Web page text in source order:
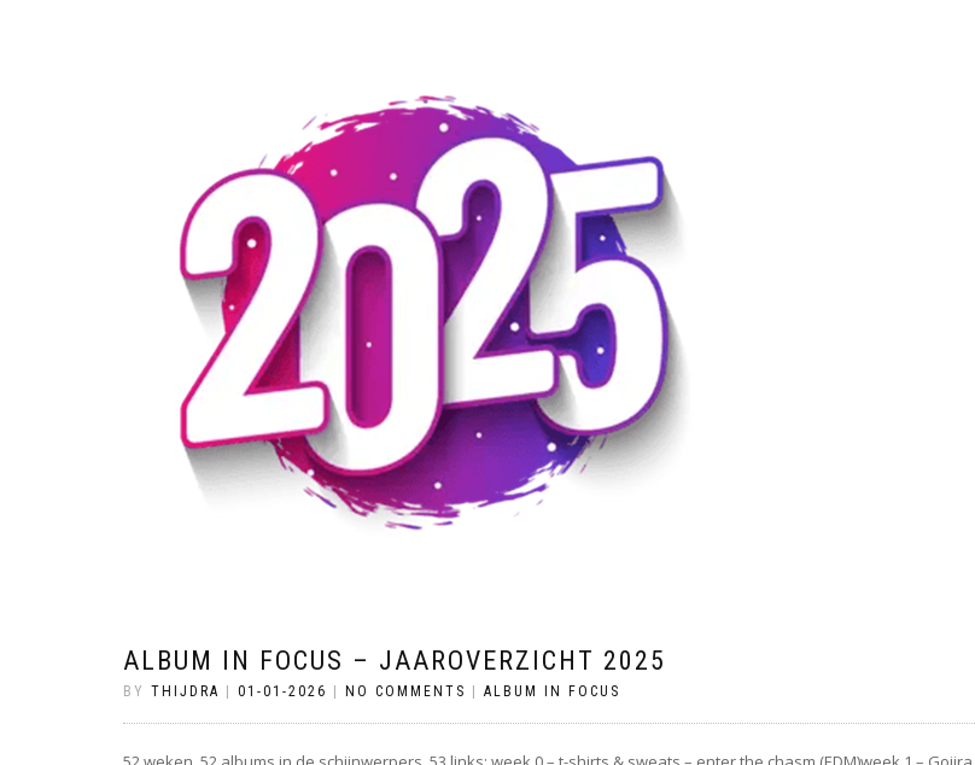
ALBUM IN FOCUS – JAAROVERZICHT 2025
BY THIJDRA 01-01-2026 NO COMMENTS ALBUM IN FOCUS